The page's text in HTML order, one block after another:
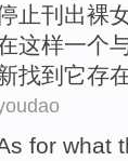
止刊出裸
这样一个
找到 它存
for what